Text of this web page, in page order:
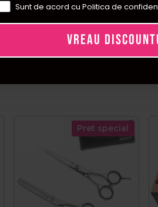
Pret special
Sunt de acord cu Politica de
VREAU